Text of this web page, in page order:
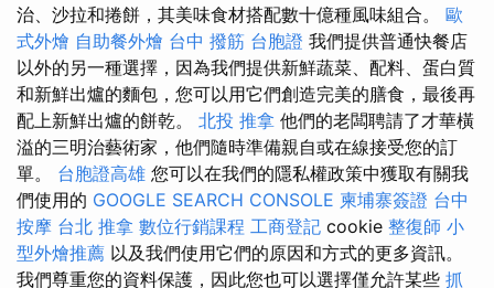
治、沙拉和捲餅，其美味食材搭配數十億種風味組合。 歐
式外燴 自助餐外燴 台中 撥筋 台胞證 我們提供普通快餐店
以外的另一種選擇，因為我們提供新鮮蔬菜、配料、蛋白質
和新鮮出爐的麵包，您可以用它們創造完美的膳食，最後再
配上新鮮出爐的餅乾。 北投 推拿 他們的老闆聘請了才華橫
溢的三明治藝術家，他們隨時準備親自或在線接受您的訂
單。 台胞證高雄 您可以在我們的隱私權政策中獲取有關我
們使用的 GOOGLE SEARCH CONSOLE 柬埔寨簽證 台中
按摩 台北 推拿 數位行銷課程 工商登記 cookie 整復師 小
型外燴推薦 以及我們使用它們的原因和方式的更多資訊。
我們尊重您的資料保護，因此您也可以選擇僅允許某些 抓